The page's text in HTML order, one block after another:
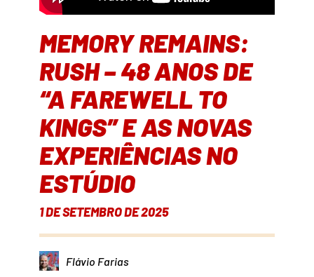
MEMORY REMAINS:
RUSH – 48 ANOS DE
“A FAREWELL TO
KINGS” E AS NOVAS
EXPERIÊNCIAS NO
ESTÚDIO
1 DE SETEMBRO DE 2025
Flávio Farias